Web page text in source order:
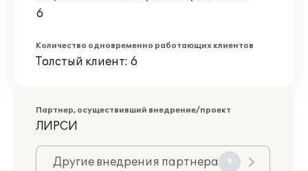
6
Количество одновременно работающих клиентов
Толстый клиент: 6
Партнер, осуществивший внедрение/проект
ЛИРСИ
Другие внедрения партнера 9